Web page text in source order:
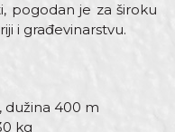
pogodan je za široku
i građevinarstvu.
dužina 400 m
kg